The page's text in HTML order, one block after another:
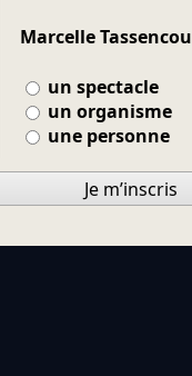
Marcelle
un spectacle
un organisme
une personne
Je m’inscris